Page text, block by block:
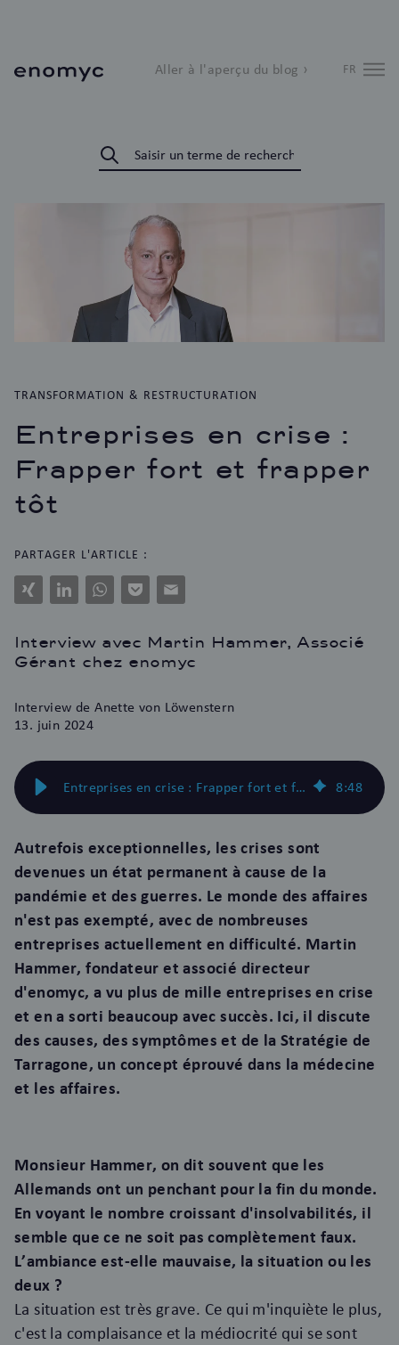
Aller à l'aperçu du blog › FR
TRANSFORMATION & RESTRUCTURATION
Entreprises en crise :
Frapper fort et frapper
tôt
PARTAGER L'ARTICLE :
Xing LinkedInWhatsAppPocketE-
Mail
Interview avec Martin Hammer, Associé
Gérant chez enomyc
Interview de Anette von Löwenstern
13. juin 2024
Entreprises en crise : Frapper fort et frapper tôt 8:48
Autrefois exceptionnelles, les crises sont
devenues un état permanent à cause de la
pandémie et des guerres. Le monde des affaires
n'est pas exempté, avec de nombreuses
entreprises actuellement en difficulté. Martin
Hammer, fondateur et associé directeur
d'enomyc, a vu plus de mille entreprises en crise
et en a sorti beaucoup avec succès. Ici, il discute
des causes, des symptômes et de la Stratégie de
Tarragone, un concept éprouvé dans la médecine
et les affaires.
Monsieur Hammer, on dit souvent que les
Allemands ont un penchant pour la fin du monde.
En voyant le nombre croissant d'insolvabilités, il
semble que ce ne soit pas complètement faux.
L’ambiance est-elle mauvaise, la situation ou les
deux ?
La situation est très grave. Ce qui m'inquiète le plus,
c'est la complaisance et la médiocrité qui se sont